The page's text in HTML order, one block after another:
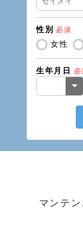
性別 必須
女性
生年月日 必
マンテ